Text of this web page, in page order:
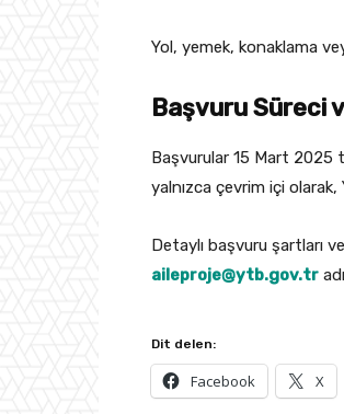
Yol, yemek, konaklama
Başvuru Süreci
Başvurular 15 Mart 2025
yalnızca çevrim içi olarak,
Detaylı başvuru şartları ve
aileproje@ytb.gov.tr
Dit delen:
Facebook X